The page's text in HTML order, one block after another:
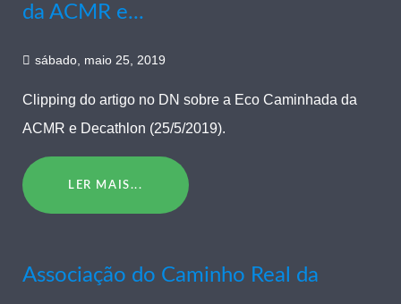
da ACMR e...
sábado, maio 25, 2019
Clipping do artigo no DN sobre a Eco Caminhada da
ACMR e Decathlon (25/5/2019).
LER MAIS...
Associação do Caminho Real da